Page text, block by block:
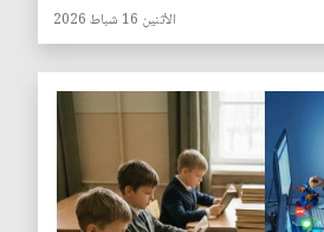
الأثنين 16 شباط 2026